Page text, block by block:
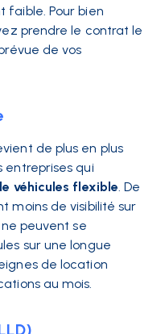
Pour bien
prendre le contrat le
de vos
de plus en plus
entreprises qui
véhicules flexible. De
moins de visibilité sur
peuvent se
sur une longue
de location
au mois.